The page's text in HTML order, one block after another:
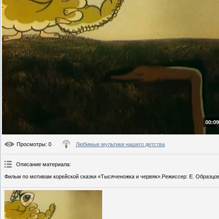
Просмотры: 0 Любимые мультики нашего детства
Описание материала:
Фильм по мотивам корейской сказки «Тысяченожка и червяк».Режиссер: Е.